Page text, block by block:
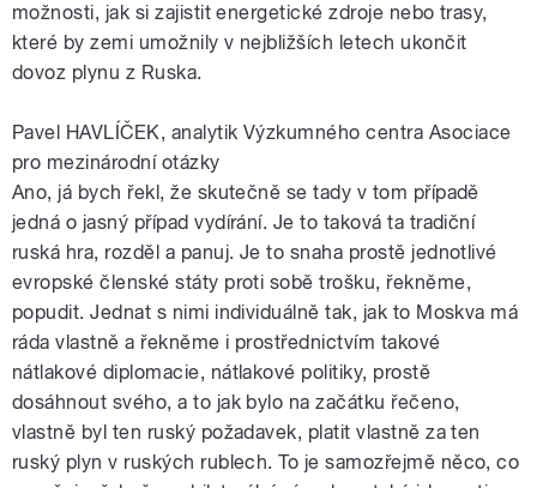
možnosti, jak si zajistit energetické zdroje nebo trasy,
které by zemi umožnily v nejbližších letech ukončit
dovoz plynu z Ruska.
Pavel HAVLÍČEK, analytik Výzkumného centra Asociace
pro mezinárodní otázky
Ano, já bych řekl, že skutečně se tady v tom případě
jedná o jasný případ vydírání. Je to taková ta tradiční
ruská hra, rozděl a panuj. Je to snaha prostě jednotlivé
evropské členské státy proti sobě trošku, řekněme,
popudit. Jednat s nimi individuálně tak, jak to Moskva má
ráda vlastně a řekněme i prostřednictvím takové
nátlakové diplomacie, nátlakové politiky, prostě
dosáhnout svého, a to jak bylo na začátku řečeno,
vlastně byl ten ruský požadavek, platit vlastně za ten
ruský plyn v ruských rublech. To je samozřejmě něco, co